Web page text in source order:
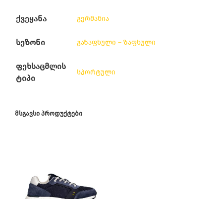
ქვეყანა გერმანია
სეზონი გაზაფხული – ზაფხული
ფეხსაცმლის
ტიპი
სპორტული
ᲛᲡᲒᲐᲕᲡᲘ ᲞᲠᲝᲓᲣᲥᲢᲔᲑᲘ